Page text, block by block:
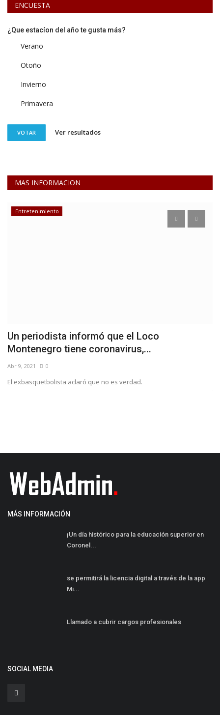
ENCUESTA
¿Que estacíon del año te gusta más?
Verano
Otoño
Invierno
Primavera
VOTAR Ver resultados
MAS INFORMACION
Entretenimiento
Un periodista informó que el Loco
Montenegro tiene coronavirus,...
Abr 9, 2021 0
El exbasquetbolista aclaró que no es verdad.
MÁS INFORMACIÓN
¡Un día histórico para la educación superior en
Coronel...
se permitirá la licencia digital a través de la app
Mi...
Llamado a cubrir cargos profesionales
SOCIAL MEDIA